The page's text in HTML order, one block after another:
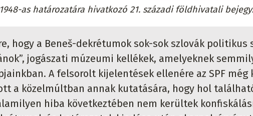
as határozatára hivatkozó 21. századi földhivatali
hogy a Beneš-dekrétumok sok-sok szlovák
jogászati múzeumi kellékek, amelyeknek
A felsorolt kijelentések ellenére az SPF még
a közelmúltban annak kutatására, hogy hol
hiba következtében nem kerültek